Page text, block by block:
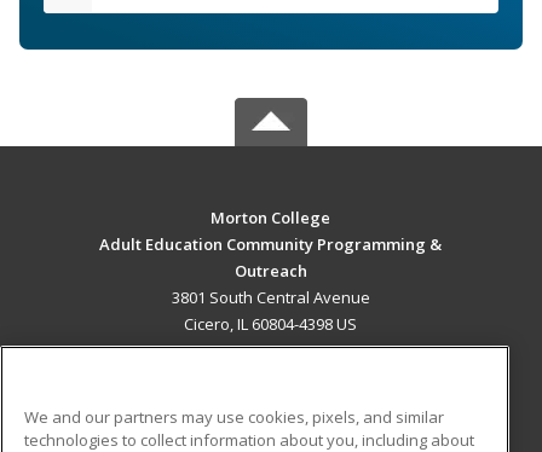
Morton College
Adult Education Community Programming &
Outreach
3801 South Central Avenue
Cicero, IL 60804-4398 US
We and our partners may use cookies, pixels, and similar
technologies to collect information about you, including about